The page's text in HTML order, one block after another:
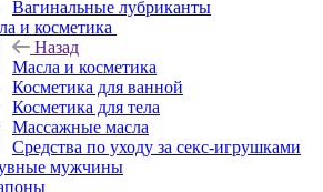
Вагинальные лубриканты
и косметика
Назад
Масла и косметика
Косметика для ванной
Косметика для тела
Массажные масла
Средства по уходу за секс-игрушками
мужчины